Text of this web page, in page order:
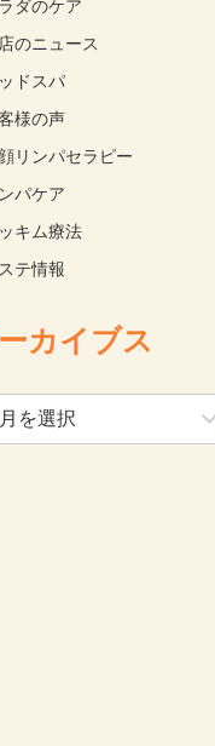
ダのケア
のニュース
ドスパ
様の声
リンパセラピー
パケア
キム療法
テ情報
カイブス